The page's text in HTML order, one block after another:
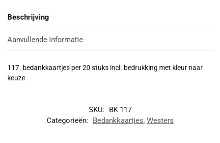
Beschrijving
Aanvullende informatie
117. bedankkaartjes per 20 stuks incl. bedrukking met kleur naar
keuze
SKU:
BK 117
Categorieën:
Bedankkaartjes, Westers